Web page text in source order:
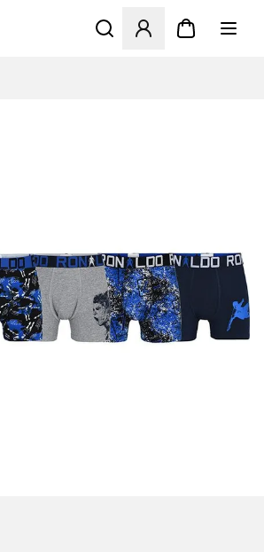
Åbner en Modal til at